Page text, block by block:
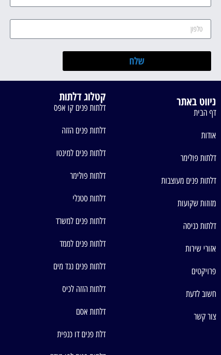
שלח
ניווט באתר
דף הבית
אודות
דלתות פולימר
דלתות פנים מעוצבות
מזוזות שקועות
דלתות כניסה
אזורי שירות
פרויקטים
חשוב לדעת
צור קשר
קטלוג דלתות
דלתות פנים קו אפס
דלתות פנים הזזה
דלתות פנים למינטו
דלתות פולימר
דלתות סטנלי
דלתות פנים למשרד
דלתות פנים לממד
דלתות פנים נגד מים
דלתות הזזה לכיס
דלתות אסם
דלת פנים דו כנפית